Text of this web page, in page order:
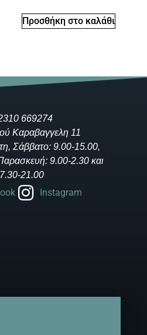
Προσθήκη στο καλάθι
669274
Καραβαγγελη 11
Σάββατο: 9.00-15.00,
9.00-2.30 και
21.00
Instagram